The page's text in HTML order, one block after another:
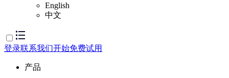
English
中文
登录联系我们开始免费试用
产品